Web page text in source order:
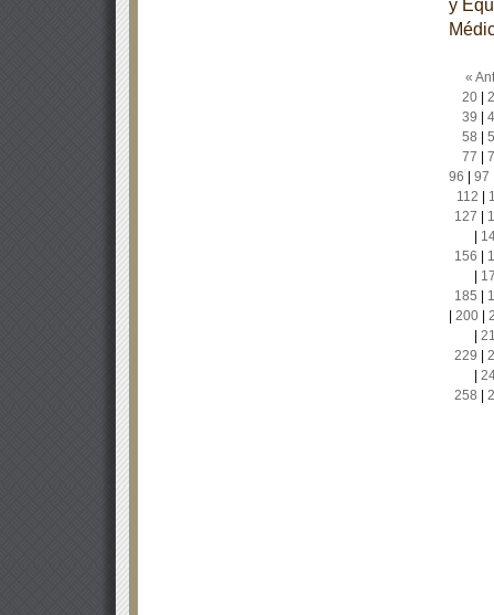
y
«
20|
39
58
77
96
97
112
127
156
185
200|
229
258